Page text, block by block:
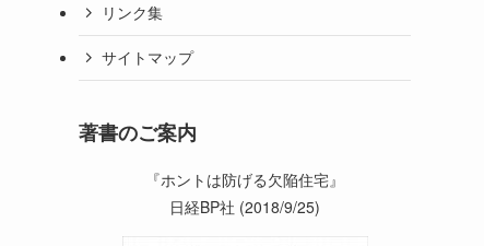
リンク集
サイトマップ
著書のご案内
『ホントは防げる欠陥住宅』
日経BP社 (2018/9/25)